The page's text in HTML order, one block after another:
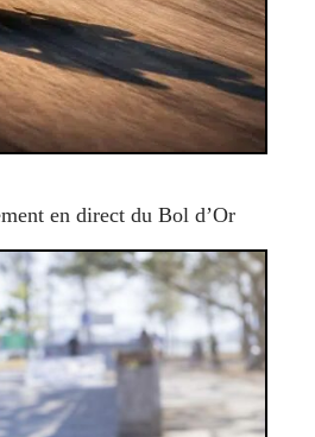
en direct du Bol d’Or